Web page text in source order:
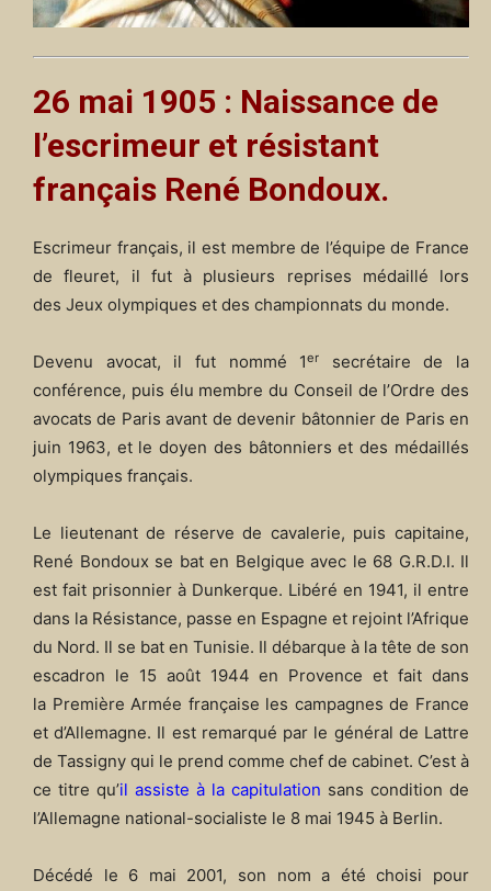
26 mai 1905 : Naissance de
l’escrimeur et résistant
français René Bondoux.
Escrimeur français, il est membre de l’équipe de France
de fleuret, il fut à plusieurs reprises médaillé lors
des Jeux olympiques et des championnats du monde.
Devenu avocat, il fut nommé 1er
secrétaire de la
conférence, puis élu membre du Conseil de l’Ordre des
avocats de Paris avant de devenir bâtonnier de Paris en
juin 1963, et le doyen des bâtonniers et des médaillés
olympiques français.
Le lieutenant de réserve de cavalerie, puis capitaine,
René Bondoux se bat en Belgique avec le 68 G.R.D.I. Il
est fait prisonnier à Dunkerque. Libéré en 1941, il entre
dans la Résistance, passe en Espagne et rejoint l’Afrique
du Nord. Il se bat en Tunisie. Il débarque à la tête de son
escadron le 15 août 1944 en Provence et fait dans
la Première Armée française les campagnes de France
et d’Allemagne. Il est remarqué par le général de Lattre
de Tassigny qui le prend comme chef de cabinet. C’est à
ce titre qu’il assiste à la capitulation sans condition de
l’Allemagne national-socialiste le 8 mai 1945 à Berlin.
Décédé le 6 mai 2001, son nom a été choisi pour